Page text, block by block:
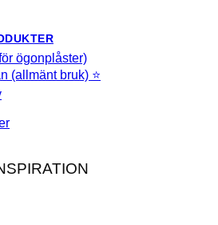
ögonplåster)
(allmänt bruk) ⭐